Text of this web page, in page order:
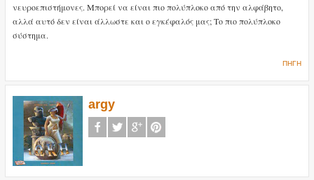
νευροεπιστήμονες. Μπορεί να είναι πιο πολύπλοκο από την αλφάβητο,
αλλά αυτό δεν είναι άλλωστε και ο εγκέφαλός μας; Το πιο πολύπλοκο
σύστημα.
ΠΗΓΗ
argy